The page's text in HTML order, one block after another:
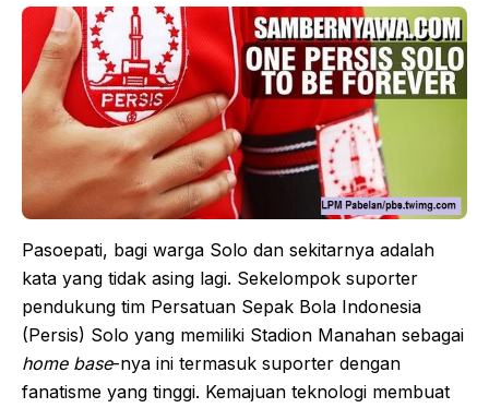
Pasoepati, bagi warga Solo dan sekitarnya adalah
kata yang tidak asing lagi. Sekelompok suporter
pendukung tim Persatuan Sepak Bola Indonesia
(Persis) Solo yang memiliki Stadion Manahan sebagai
home base-nya ini termasuk suporter dengan
fanatisme yang tinggi. Kemajuan teknologi membuat